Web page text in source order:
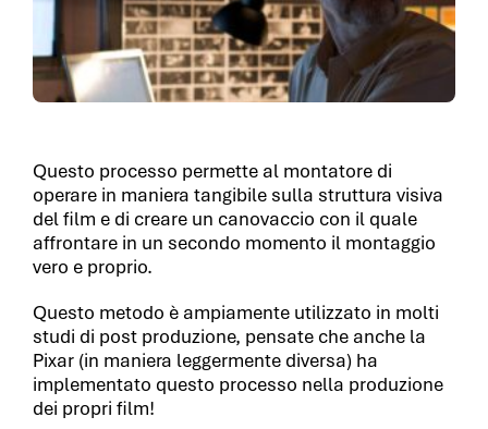
Questo processo permette al montatore di
operare in maniera tangibile sulla struttura visiva
del film e di creare un canovaccio con il quale
affrontare in un secondo momento il montaggio
vero e proprio.
Questo metodo è ampiamente utilizzato in molti
studi di post produzione, pensate che anche la
Pixar (in maniera leggermente diversa) ha
implementato questo processo nella produzione
dei propri film!